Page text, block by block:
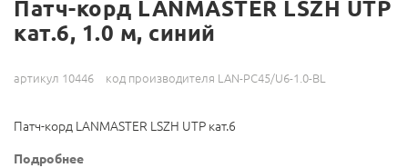
Патч-корд LANMASTER LSZH UTP
кат.6, 1.0 м, синий
артикул 10446 код производителя LAN-PC45/U6-1.0-BL
Патч-корд LANMASTER LSZH UTP кат.6
Подробнее